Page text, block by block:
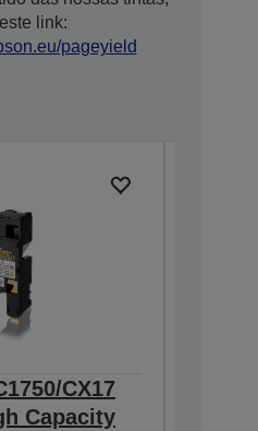
link:
pageyield
CX17
Capacity